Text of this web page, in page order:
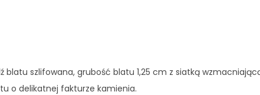
blatu szlifowana, grubość blatu 1,25 cm z siatką
o delikatnej fakturze kamienia.